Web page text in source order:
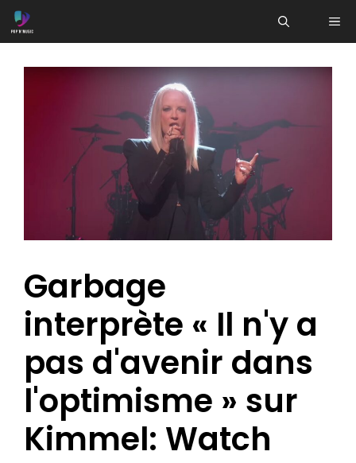
Aller
au
Garbage
interprète « Il n'y a
pas d'avenir dans
l'optimisme » sur
Kimmel: Watch